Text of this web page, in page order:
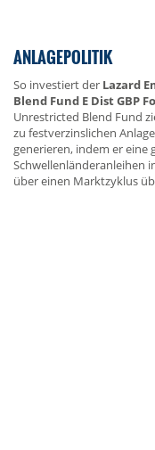
ANLAGEPOLITIK
So investiert der Lazard
Blend Fund E Dist GBP
Unrestricted Blend Fund
zu festverzinslichen
generieren, indem er eine
Schwellenländeranleihen
über einen Marktzyklus